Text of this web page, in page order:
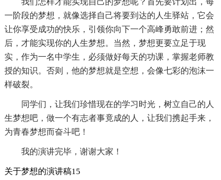
我们怎样才能实现自己的梦想呢？首先要计划出，每
一阶段的梦想，就像选择自己将要到达的人生驿站，它会
让你享受成功的快乐，引领你向下一个高峰勇敢前进；然
后，才能实现你的人生梦想。当然，梦想更要立足于现
实，作为一名中学生，必须做好每天的功课，掌握老师教
授的知识。否则，他的梦想就是空想，会像七彩的泡沫一
样破裂。
同学们，让我们珍惜现在的学习时光，树立自己的人
生梦想吧，做一个有志者事竟成的人，让我们携起手来，
为青春梦想而奋斗吧！
我的演讲完毕，谢谢大家！
关于梦想的演讲稿15